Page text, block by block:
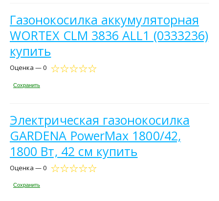
Газонокосилка аккумуляторная
WORTEX CLM 3836 ALL1 (0333236)
купить
Оценка — 0
Сохранить
Электрическая газонокосилка
GARDENA PowerMax 1800/42,
1800 Вт, 42 см купить
Оценка — 0
Сохранить